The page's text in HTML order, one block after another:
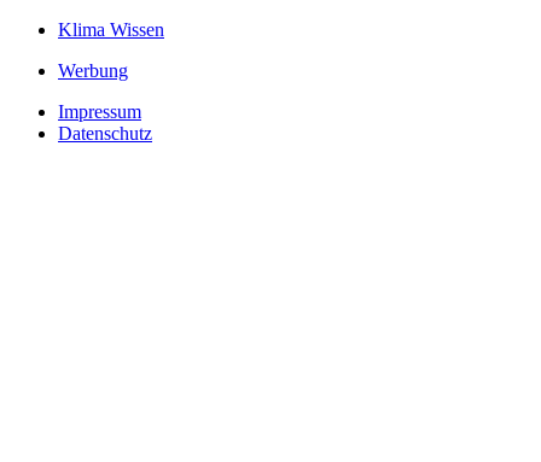
Klima Wissen
Werbung
Impressum
Datenschutz